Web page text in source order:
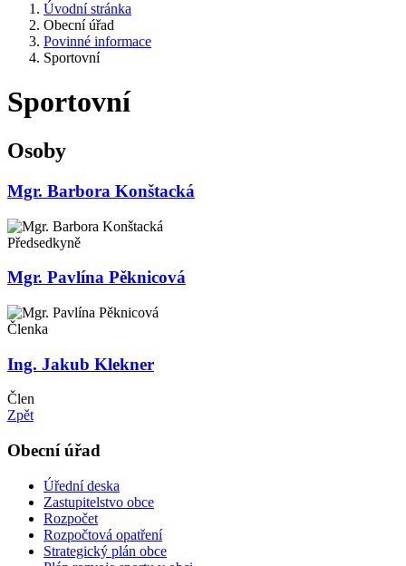
Úvodní stránka
Obecní úřad
Povinné informace
Sportovní
Sportovní
Osoby
Mgr. Barbora Konštacká
Předsedkyně
Mgr. Pavlína Pěknicová
Členka
Ing. Jakub Klekner
Člen
Zpět
Obecní úřad
Úřední deska
Zastupitelstvo obce
Rozpočet
Rozpočtová opatření
Strategický plán obce